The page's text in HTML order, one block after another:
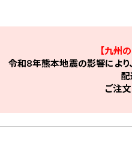
【九州
令和8年熊本地震の影響により
配
ご注